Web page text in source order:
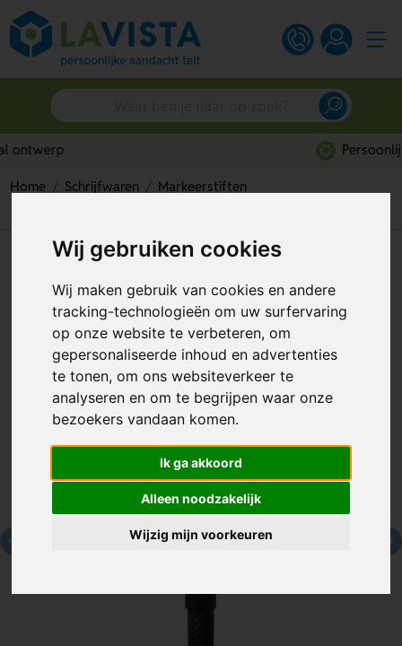
Wij gebruiken cookies
Wij maken gebruik van cookies en andere
tracking-technologieën om uw surfervaring
op onze website te verbeteren, om
gepersonaliseerde inhoud en advertenties
te tonen, om ons websiteverkeer te
analyseren en om te begrijpen waar onze
bezoekers vandaan komen.
Ik ga akkoord
Alleen noodzakelijk
Wijzig mijn voorkeuren
Home Schrijfwaren
Markeerstiften
BIC® Velleda® White Board
Marker Grip
Artikelnummer:139035